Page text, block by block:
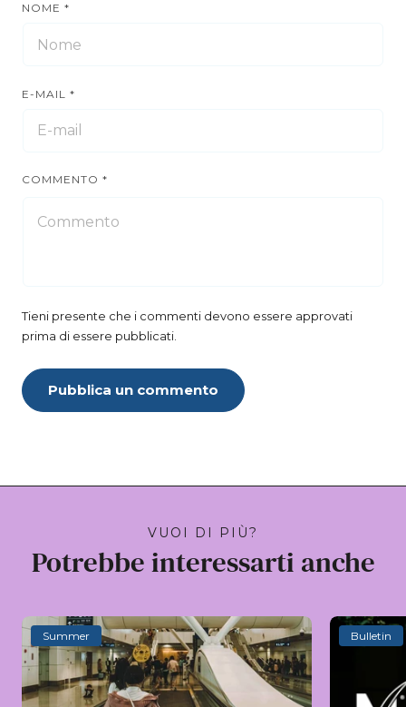
NOME *
E-MAIL *
COMMENTO *
Tieni presente che i commenti devono essere approvati
prima di essere pubblicati.
Pubblica un commento
VUOI DI PIÙ?
Potrebbe interessarti anche
Summer Bulletin